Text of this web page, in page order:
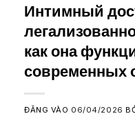
Интимный
как она
современных
ĐĂNG VÀO 06/04/2026